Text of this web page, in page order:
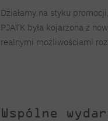
Działamy na styku
PJATK była kojarzona z
realnymi możliwościami
Wspólne